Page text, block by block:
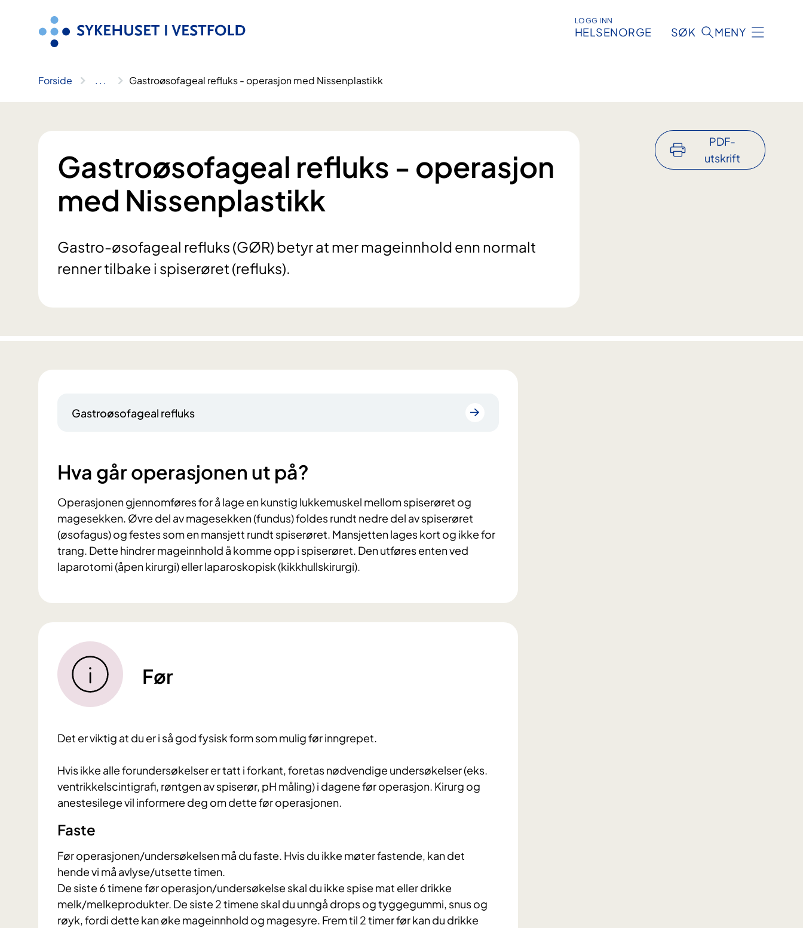
LOGG INN
HELSENORGE SØK MENY
Forside .. . Gastroøsofageal refluks - operasjon med Nissenplastikk
Gastroøsofageal refluks - operasjon
med Nissenplastikk
Gastro-øsofageal refluks (GØR) betyr at mer mageinnhold enn normalt
renner tilbake i spiserøret (refluks).
PDF-
utskrift
Gastroøsofageal refluks
Hva går operasjonen ut på?
Operasjonen gjennomføres for å lage en kunstig lukkemuskel mellom spiserøret og
magesekken. Øvre del av magesekken (fundus) foldes rundt nedre del av spiserøret
(øsofagus) og festes som en mansjett rundt spiserøret. Mansjetten lages kort og ikke for
trang. Dette hindrer mageinnhold å komme opp i spiserøret. Den utføres enten ved
laparotomi (åpen kirurgi) eller laparoskopisk (kikkhullskirurgi).
Før
Det er viktig at du er i så god fysisk form som mulig før inngrepet.
Hvis ikke alle forundersøkelser er tatt i forkant, foretas nødvendige undersøkelser (eks.
ventrikkelscintigrafi, røntgen av spiserør, pH måling) i dagene før operasjon. Kirurg og
anestesilege vil informere deg om dette før operasjonen.
Faste
​Før operasjonen/undersøkelsen må du faste. Hvis du ikke møter fastende, kan det
hende vi må avlyse/utsette timen.
De siste 6 timene før operasjon/undersøkelse skal du ikke spise mat eller drikke
melk/melkeprodukter. De siste 2 timene skal du unngå drops og tyggegummi, snus og
røyk, fordi dette kan øke mageinnhold og magesyre. Frem til 2 timer før kan du drikke